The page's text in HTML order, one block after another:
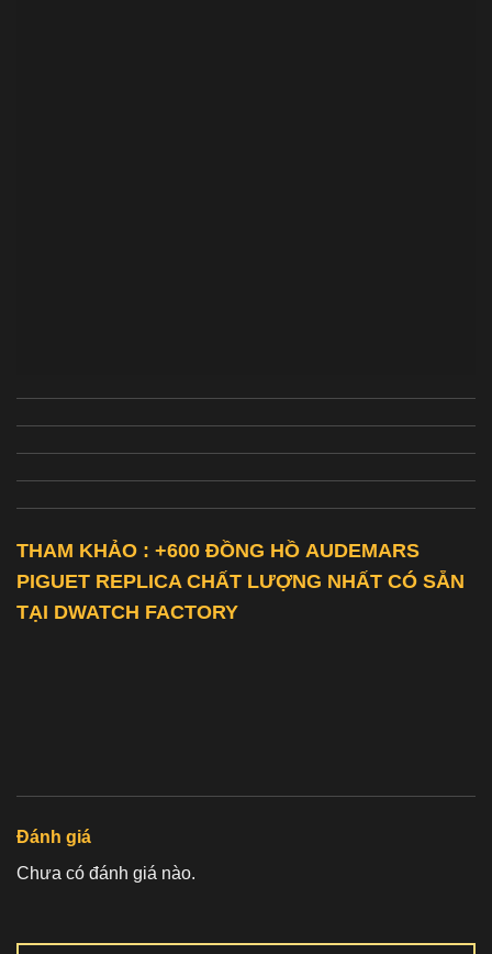
THAM KHẢO : +600 ĐỒNG HỒ AUDEMARS
PIGUET REPLICACHẤT LƯỢNG NHẤT CÓ SẴN
TẠI DWATCH FACTORY
Đánh giá
Chưa có đánh giá nào.